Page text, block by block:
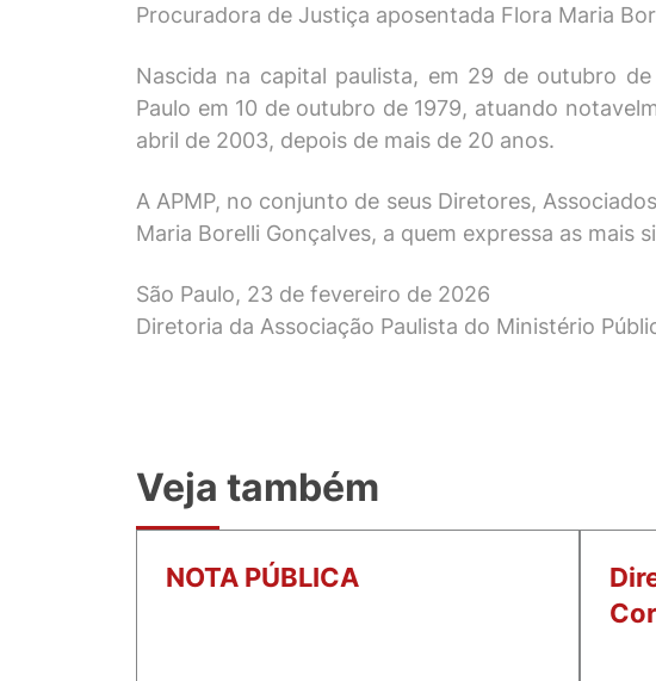
Procuradora de Justiça aposentada Flora Maria
Nascida na capital paulista, em 29 de outubro
Paulo em 10 de outubro de 1979, atuando
abril de 2003, depois de mais de 20 anos.
A APMP, no conjunto de seus Diretores,
Maria Borelli Gonçalves, a quem expressa as mais
São Paulo, 23 de fevereiro de 2026
Diretoria da Associação Paulista do Ministério
Veja também
NOTA PÚBLICA